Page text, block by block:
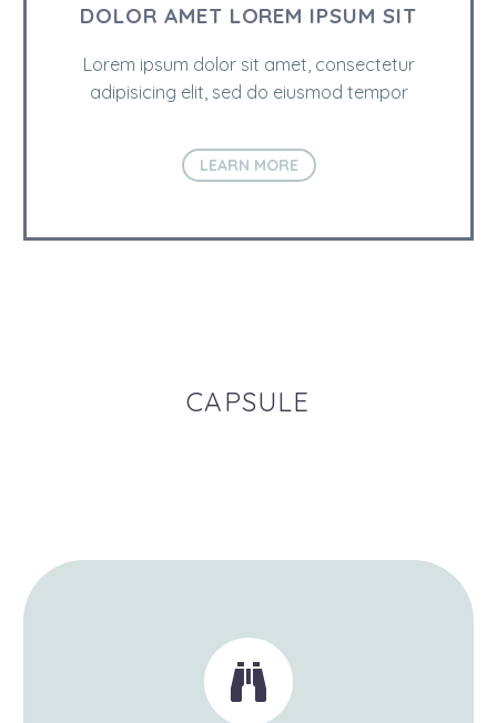
DOLOR AMET LOREM IPSUM SIT
Lorem ipsum dolor sit amet, consectetur
adipisicing elit, sed do eiusmod tempor
LEARN MORE
CAPSULE

